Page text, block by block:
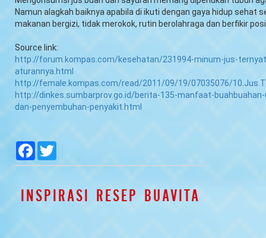
Namun alagkah baiknya apabila di ikuti dengan gaya hidup sehat
makanan bergizi, tidak merokok, rutin berolahraga dan berfikir
Source link:
http://forum.kompas.com/kesehatan/231994-minum-jus-
aturannya.html
http://female.kompas.com/read/2011/09/19/07035076/
http://dinkes.sumbarprov.go.id/berita-135-manfaat-
dan-penyembuhan-penyakit.html
null
Facebook
null null
null
INSPIRASI RESEP BUAVITA